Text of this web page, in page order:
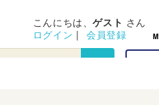
こんにちは、ゲスト さん
ログイン | 会員登録